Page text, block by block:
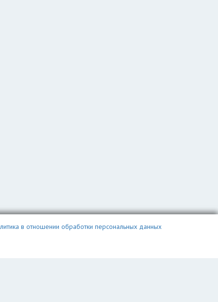
в отношении обработки персональных данных